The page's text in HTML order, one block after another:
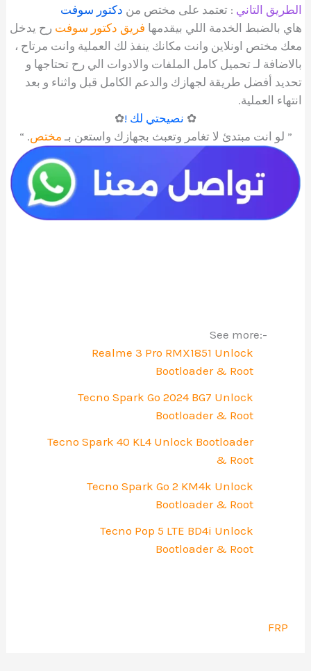
الطريق التاني : تعتمد على مختص من دكتور سوفت
هاي بالضبط الخدمة اللي بيقدمها فريق دكتور سوفت رح يدخل
معك مختص اونلاين وانت مكانك ينفذ لك العملية وانت مرتاح ،
بالاضافة لـ تحميل كامل الملفات والادوات الي رح تحتاجها و
تحديد أفضل طريقة لجهازك والدعم الكامل قبل واثناء و بعد
انتهاء العملية.
✿ نصيحتي لك !✿
” لو انت مبتدئ لا تغامر وتعبث بجهازك واستعن بـ مختص. “
See more:-
Realme 3 Pro RMX1851 Unlock
Bootloader & Root
Tecno Spark Go 2024 BG7 Unlock
Bootloader & Root
Tecno Spark 40 KL4 Unlock Bootloader
& Root
Tecno Spark Go 2 KM4k Unlock
Bootloader & Root
Tecno Pop 5 LTE BD4i Unlock
Bootloader & Root
FRP